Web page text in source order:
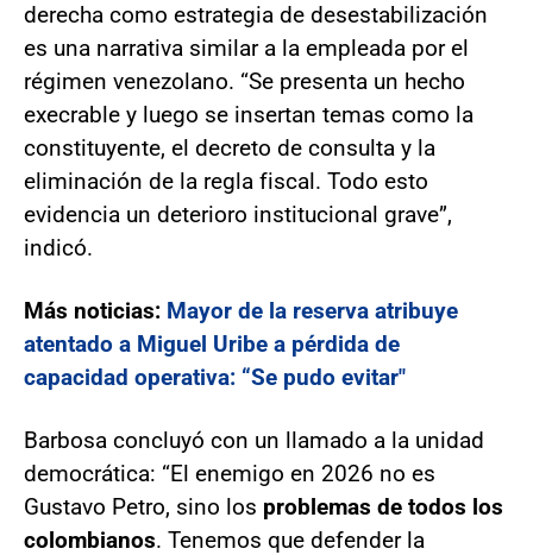
derecha como estrategia de desestabilización
es una narrativa similar a la empleada por el
régimen venezolano. “Se presenta un hecho
execrable y luego se insertan temas como la
constituyente, el decreto de consulta y la
eliminación de la regla fiscal. Todo esto
evidencia un deterioro institucional grave”,
indicó.
Más noticias: Mayor de la reserva atribuye
atentado a Miguel Uribe a pérdida de
capacidad operativa: “Se pudo evitar"
Barbosa concluyó con un llamado a la unidad
democrática: “El enemigo en 2026 no es
Gustavo Petro, sino los problemas de todos los
colombianos. Tenemos que defender la